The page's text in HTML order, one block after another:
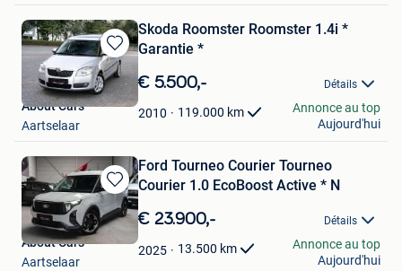
Sauvegarder
dans
Mes
Favoris
Skoda Roomster Roomster 1.4i *
Garantie *
€ 5.500,- Détails
2010 119.000 km
About Cars
Aartselaar
Annonce au top
Aujourd'hui
Sauvegarder
dans
Mes
Favoris
Ford Tourneo Courier Tourneo
Courier 1.0 EcoBoost Active * N
€ 23.900,- Détails
2025 13.500 km
About Cars
Aartselaar
Annonce au top
Aujourd'hui